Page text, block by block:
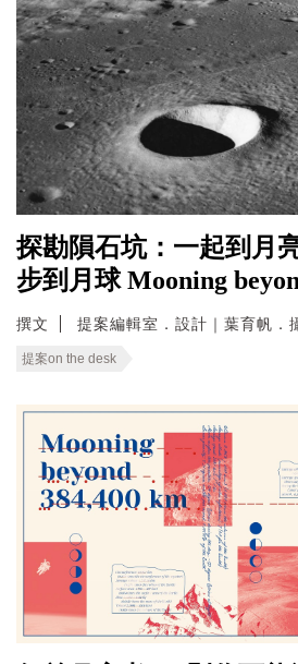
探勘隕石坑：一起到月
步到月球 Mooning
撰文 提案編輯室．設計｜葉育帆．
提案on the desk